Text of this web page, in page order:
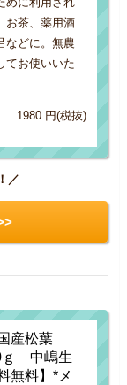
お茶、薬用酒
などに。無農
てお使いいた
1980 円(税抜)
／
産松葉
ｇ 中嶋生
無料】*メ